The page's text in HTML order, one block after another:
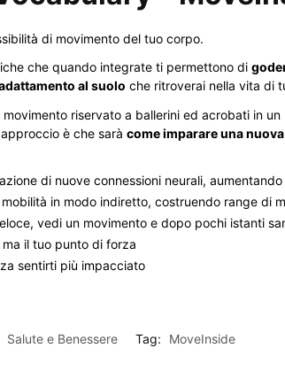
di movimento del tuo corpo.
che quando integrate ti permettono di
al suolo che ritroverai nella vita di
riservato a ballerini ed acrobati in
è che sarà come imparare una
di nuove connessioni neurali,
in modo indiretto, costruendo range di
vedi un movimento e dopo pochi istanti
il tuo punto di forza
sentirti più impacciato
Salute e Benessere Tag: MoveInside